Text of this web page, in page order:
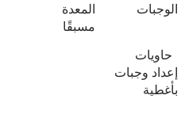
الوجبات
المعدة
مسبقًا
حاويات
إعداد وجبات
بأغطية